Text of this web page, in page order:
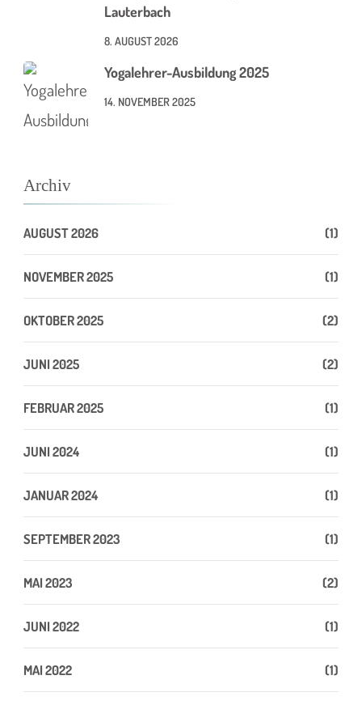
Lauterbach
8. AUGUST 2026
Yogalehrer-Ausbildung 2025
14. NOVEMBER 2025
Archiv
AUGUST 2026 (1)
NOVEMBER 2025 (1)
OKTOBER 2025 (2)
JUNI 2025 (2)
FEBRUAR 2025 (1)
JUNI 2024 (1)
JANUAR 2024 (1)
SEPTEMBER 2023 (1)
MAI 2023 (2)
JUNI 2022 (1)
MAI 2022 (1)